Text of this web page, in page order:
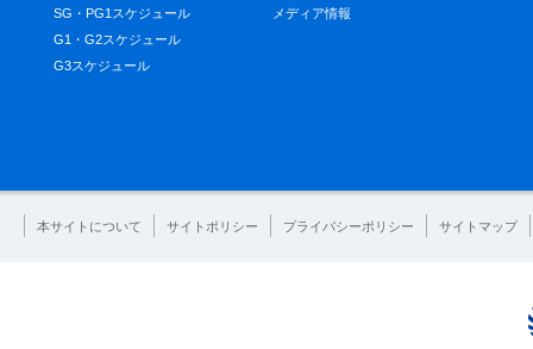
SG・PG1スケジュール
G1・G2スケジュール
G3スケジュール
メディア情報
本サイトについて サイトポリシー プライバシーポリシー サイトマップ